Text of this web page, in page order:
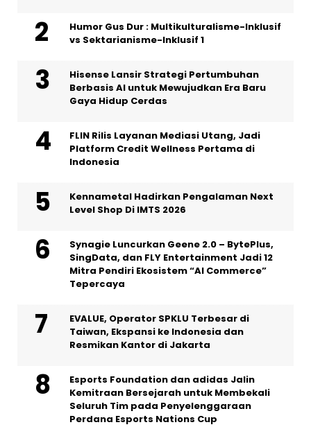
Humor Gus Dur : Multikulturalisme-Inklusif
vs Sektarianisme-Inklusif 1
Hisense Lansir Strategi Pertumbuhan
Berbasis AI untuk Mewujudkan Era Baru
Gaya Hidup Cerdas
FLIN Rilis Layanan Mediasi Utang, Jadi
Platform Credit Wellness Pertama di
Indonesia
Kennametal Hadirkan Pengalaman Next
Level Shop Di IMTS 2026
Synagie Luncurkan Geene 2.0 – BytePlus,
SingData, dan FLY Entertainment Jadi 12
Mitra Pendiri Ekosistem “AI Commerce”
Tepercaya
EVALUE, Operator SPKLU Terbesar di
Taiwan, Ekspansi ke Indonesia dan
Resmikan Kantor di Jakarta
Esports Foundation dan adidas Jalin
Kemitraan Bersejarah untuk Membekali
Seluruh Tim pada Penyelenggaraan
Perdana Esports Nations Cup